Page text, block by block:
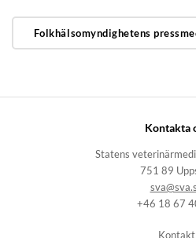
Folkhälsomyndighetens
Kontakta
Statens
751 89
+46 18 67
Kontakt